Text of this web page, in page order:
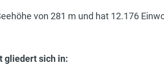
von 281 m und hat 12.176
gliedert sich in: